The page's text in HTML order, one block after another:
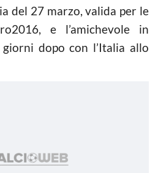
del 27 marzo, valida per le
e l’amichevole in
dopo con l’Italia allo